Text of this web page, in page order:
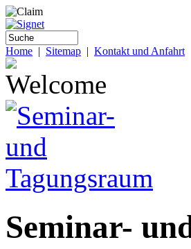
Home | Sitemap | Kontakt und Anfahrt
Seminar-